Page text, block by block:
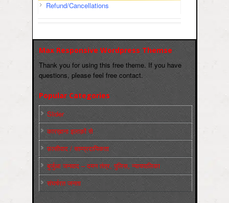
Refund/Cancellations
Max Responsive Wordpress Themse
Thank you for using this free theme. If you have
questions, please feel free contact.
Popular Categories
Slider
कारख़ाना इलाक़ों से
फ़ासीवाद / साम्‍प्रदायिकता
बुर्जुआ जनवाद – दमन तंत्र, पुलिस, न्‍यायपालिका
संघर्षरत जनता